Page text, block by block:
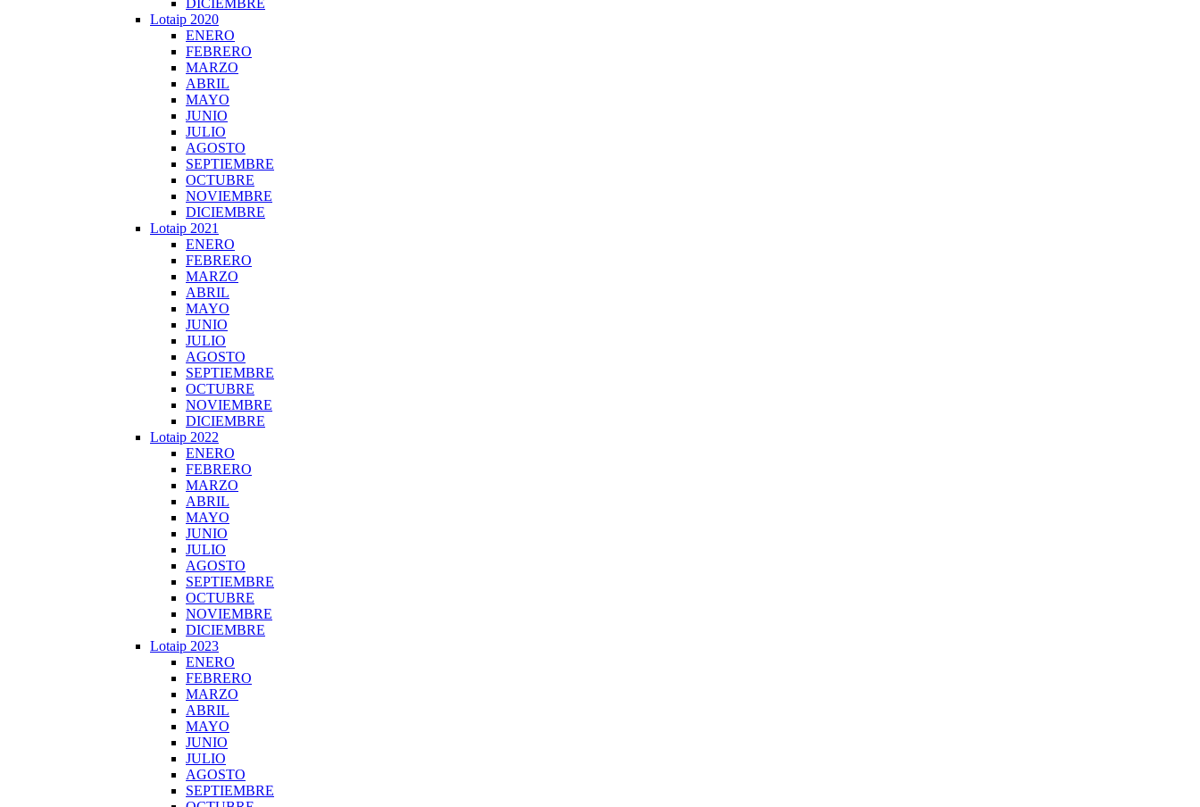
DICIEMBRE
Lotaip 2020
ENERO
FEBRERO
MARZO
ABRIL
MAYO
JUNIO
JULIO
AGOSTO
SEPTIEMBRE
OCTUBRE
NOVIEMBRE
DICIEMBRE
Lotaip 2021
ENERO
FEBRERO
MARZO
ABRIL
MAYO
JUNIO
JULIO
AGOSTO
SEPTIEMBRE
OCTUBRE
NOVIEMBRE
DICIEMBRE
Lotaip 2022
ENERO
FEBRERO
MARZO
ABRIL
MAYO
JUNIO
JULIO
AGOSTO
SEPTIEMBRE
OCTUBRE
NOVIEMBRE
DICIEMBRE
Lotaip 2023
ENERO
FEBRERO
MARZO
ABRIL
MAYO
JUNIO
JULIO
AGOSTO
SEPTIEMBRE